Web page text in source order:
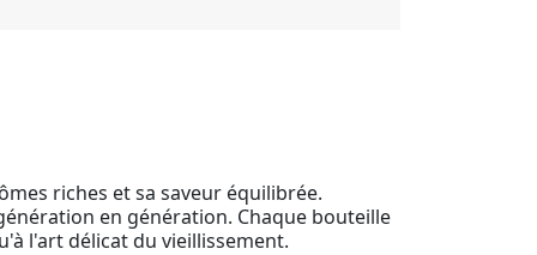
riches et sa saveur équilibrée.
en génération. Chaque bouteille
l'art délicat du vieillissement.